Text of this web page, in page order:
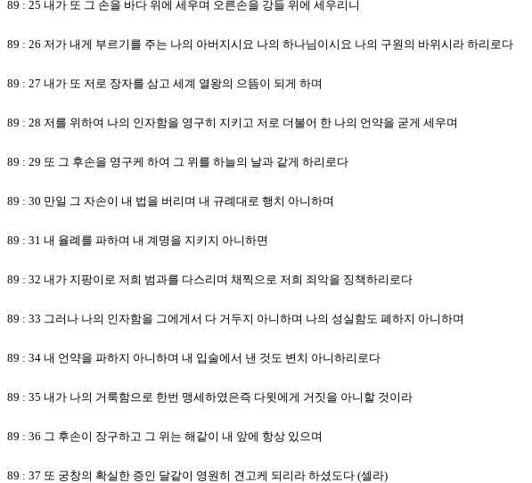
89 : 25 내가 또 그 손을 바다 위에 세우며 오른손을 강들 위에 세우리니
89 : 26 저가 내게 부르기를 주는 나의 아버지시요 나의 하나님이시요 나의 구원의 바위시라 하리로다
89 : 27 내가 또 저로 장자를 삼고 세계 열왕의 으뜸이 되게 하며
89 : 28 저를 위하여 나의 인자함을 영구히 지키고 저로 더불어 한 나의 언약을 굳게 세우며
89 : 29 또 그 후손을 영구케 하여 그 위를 하늘의 날과 같게 하리로다
89 : 30 만일 그 자손이 내 법을 버리며 내 규례대로 행치 아니하며
89 : 31 내 율례를 파하며 내 계명을 지키지 아니하면
89 : 32 내가 지팡이로 저희 범과를 다스리며 채찍으로 저희 죄악을 징책하리로다
89 : 33 그러나 나의 인자함을 그에게서 다 거두지 아니하며 나의 성실함도 폐하지 아니하며
89 : 34 내 언약을 파하지 아니하며 내 입술에서 낸 것도 변치 아니하리로다
89 : 35 내가 나의 거룩함으로 한번 맹세하였은즉 다윗에게 거짓을 아니할 것이라
89 : 36 그 후손이 장구하고 그 위는 해같이 내 앞에 항상 있으며
89 : 37 또 궁창의 확실한 증인 달같이 영원히 견고케 되리라 하셨도다 (셀라)